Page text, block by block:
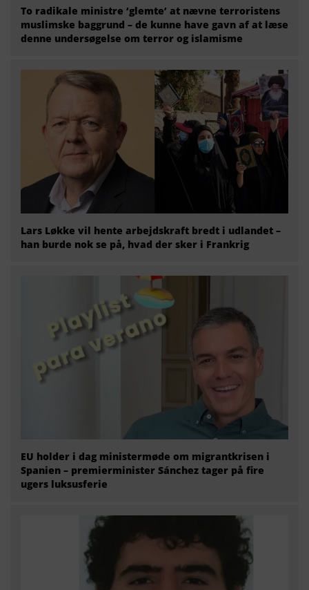
To radikale ministre ‘glemte’ at nævne terroristens
muslimske baggrund – de kunne have gavn af at læse
denne undersøgelse om terror og islamisme
Lars Løkke vil hente arbejdskraft bredt i udlandet –
han burde nok se på, hvad der sker i Frankrig
EU holder i dag ministermøde om migrantkrisen i
Spanien – premierminister Sánchez tager på fire
ugers luksusferie